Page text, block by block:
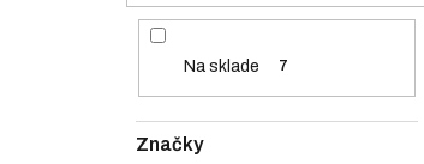
Na sklade 7
Značky